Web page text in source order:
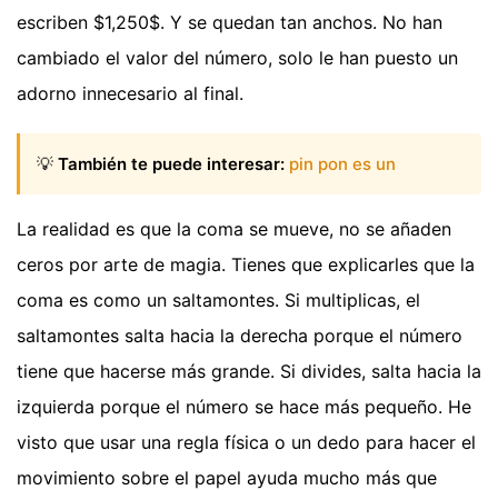
escriben $1,250$. Y se quedan tan anchos. No han
cambiado el valor del número, solo le han puesto un
adorno innecesario al final.
💡 También te puede interesar: pin pon es un
La realidad es que la coma se mueve, no se añaden
ceros por arte de magia. Tienes que explicarles que la
coma es como un saltamontes. Si multiplicas, el
saltamontes salta hacia la derecha porque el número
tiene que hacerse más grande. Si divides, salta hacia la
izquierda porque el número se hace más pequeño. He
visto que usar una regla física o un dedo para hacer el
movimiento sobre el papel ayuda mucho más que